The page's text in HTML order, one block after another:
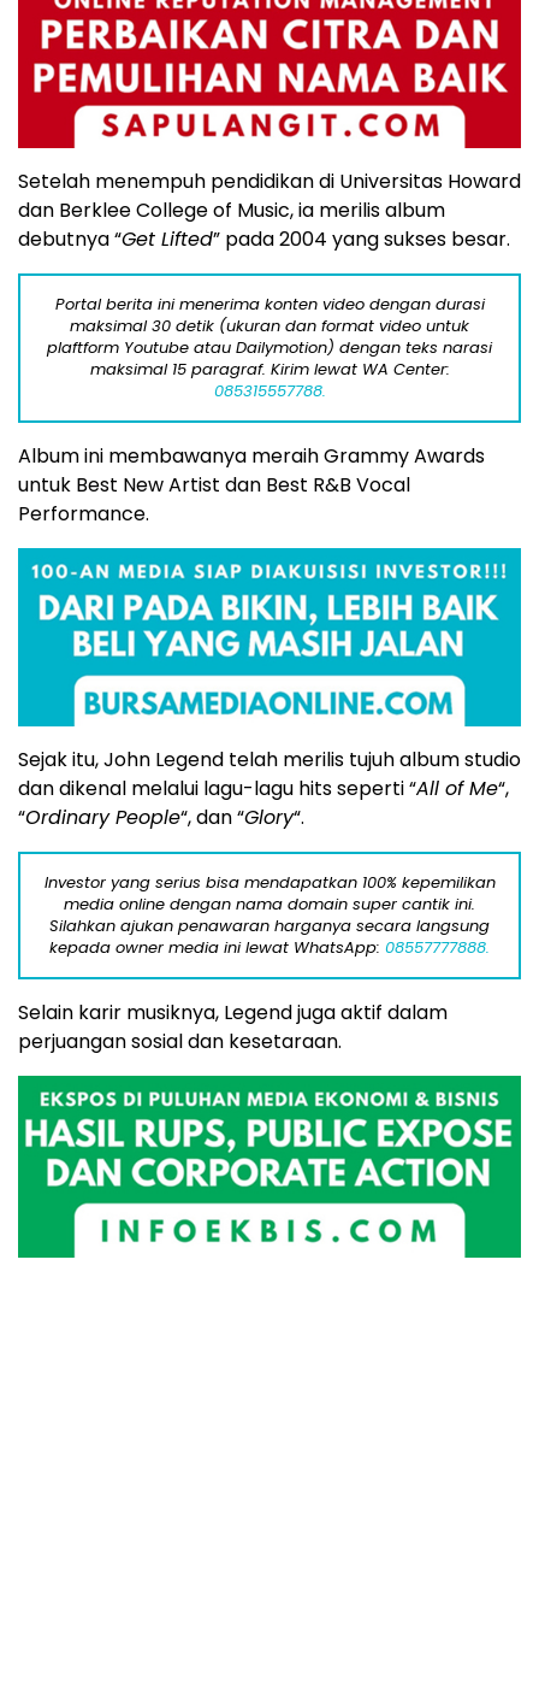
Setelah menempuh pendidikan di Universitas Howard
dan Berklee College of Music, ia merilis album
debutnya “Get Lifted” pada 2004 yang sukses besar.
Portal berita ini menerima konten video dengan durasi
maksimal 30 detik (ukuran dan format video untuk
plaftform Youtube atau Dailymotion) dengan teks narasi
maksimal 15 paragraf. Kirim lewat WA Center:
085315557788.
Album ini membawanya meraih Grammy Awards
untuk Best New Artist dan Best R&B Vocal
Performance.
Sejak itu, John Legend telah merilis tujuh album studio
dan dikenal melalui lagu-lagu hits seperti “All of Me“,
“Ordinary People“, dan “Glory“.
Investor yang serius bisa mendapatkan 100% kepemilikan
media online dengan nama domain super cantik ini.
Silahkan ajukan penawaran harganya secara langsung
kepada owner media ini lewat WhatsApp: 08557777888.
Selain karir musiknya, Legend juga aktif dalam
perjuangan sosial dan kesetaraan.